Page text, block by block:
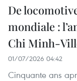
De
mondiale :
Chi Minh-
01/07/2026 04:42
Cinquante ans